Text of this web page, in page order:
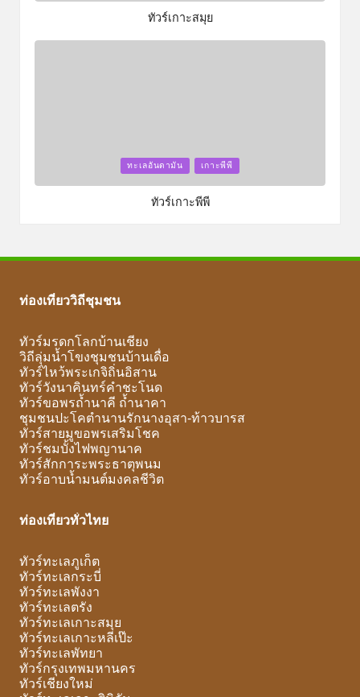
ทัวร์เกาะสมุย
ทะเลอันดามัน เกาะพีพี
ทัวร์เกาะพีพี
ท่องเที่ยววิถีชุมชน
ทัวร์มรดกโลกบ้านเชียง
วิถีลุ่มน้ำโขงชุมชนบ้านเดื่อ
ทัวร์ไหว้พระเกจิถิ่นอิสาน
ทัวร์วังนาคินทร์คำชะโนด
ทัวร์ขอพรถ้ำนาคี ถ้ำนาคา
ชุมชนปะโคตำนานรักนางอุสา-ท้าวบารส
ทัวร์สายมูขอพรเสริมโชค
ทัวร์ชมบั้งไฟพญานาค
ทัวร์สักการะพระธาตุพนม
ทัวร์อาบน้ำมนต์มงคลชีวิต
ท่องเที่ยวทั่วไทย
ทัวร์ทะเลภูเก็ต
ทัวร์ทะเลกระบี่
ทัวร์ทะเลพังงา
ทัวร์ทะเลตรัง
ทัวร์ทะเลเกาะสมุย
ทัวร์ทะเลเกาะหลีเป๊ะ
ทัวร์ทะเลพัทยา
ทัวร์กรุงเทพมหานคร
ทัวร์เชียงใหม่